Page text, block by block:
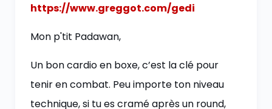
https://www.greggot.com/gedi
Mon p'tit Padawan,
Un bon cardio en boxe, c’est la clé pour
tenir en combat. Peu importe ton niveau
technique, si tu es cramé après un round,